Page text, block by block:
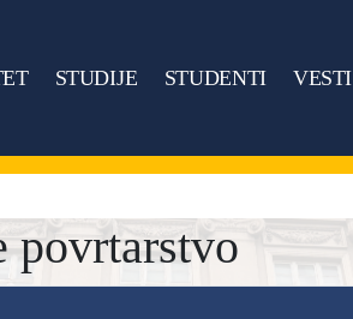
STUDIJE STUDENTI VESTI
povrtarstvo